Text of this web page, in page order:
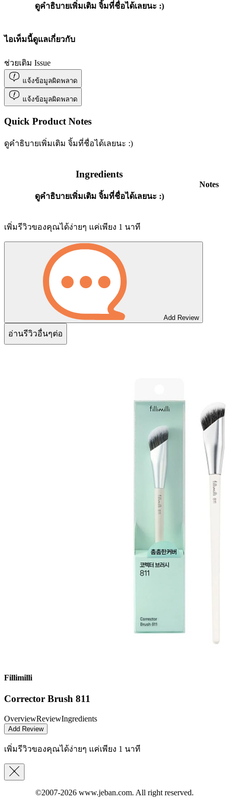
ดูคำธิบายเพิ่มเติม จิ้มที่ชื่อได้เลยนะ :)
ไอเท็มนี้ดูแลเกี่ยวกับ
ช่วยเติม Issue
แจ้งข้อมูลผิดพลาด
แจ้งข้อมูลผิดพลาด
Quick Product Notes
ดูคำธิบายเพิ่มเติม จิ้มที่ชื่อได้เลยนะ :)
Ingredients
ดูคำธิบายเพิ่มเติม จิ้มที่ชื่อได้เลยนะ :)
Notes
เพิ่มรีวิวของคุณได้ง่ายๆ แค่เพียง 1 นาที
Add Review
อ่านรีวิวอื่นๆต่อ
Fillimilli
Corrector Brush 811
OverviewReviewIngredients
Add Review
เพิ่มรีวิวของคุณได้ง่ายๆ แค่เพียง 1 นาที
©2007-2026 www.jeban.com. All right reserved.